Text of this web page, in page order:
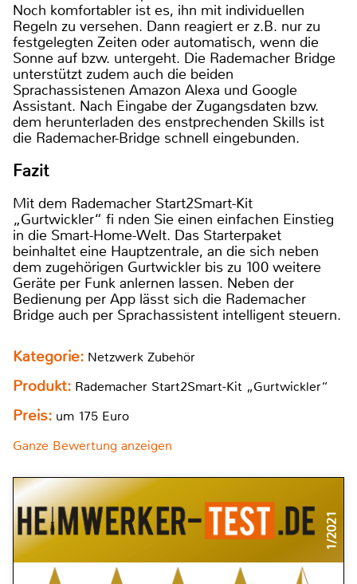
Noch komfortabler ist es, ihn mit individuellen
Regeln zu versehen. Dann reagiert er z.B. nur zu
festgelegten Zeiten oder automatisch, wenn die
Sonne auf bzw. untergeht. Die Rademacher Bridge
unterstützt zudem auch die beiden
Sprachassistenen Amazon Alexa und Google
Assistant. Nach Eingabe der Zugangsdaten bzw.
dem herunterladen des enstprechenden Skills ist
die Rademacher-Bridge schnell eingebunden.
Fazit
Mit dem Rademacher Start2Smart-Kit
„Gurtwickler“ fi nden Sie einen einfachen Einstieg
in die Smart-Home-Welt. Das Starterpaket
beinhaltet eine Hauptzentrale, an die sich neben
dem zugehörigen Gurtwickler bis zu 100 weitere
Geräte per Funk anlernen lassen. Neben der
Bedienung per App lässt sich die Rademacher
Bridge auch per Sprachassistent intelligent steuern.
Kategorie: Netzwerk Zubehör
Produkt: Rademacher Start2Smart-Kit „Gurtwickler“
Preis: um 175 Euro
Ganze Bewertung anzeigen
1/2021